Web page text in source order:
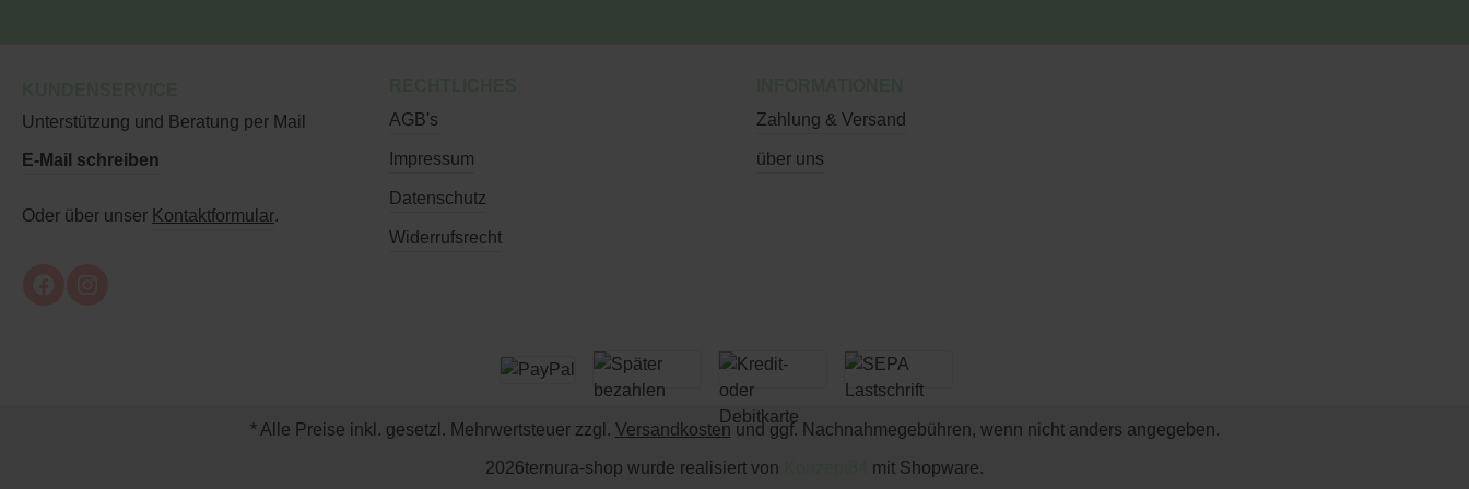
Unterstützung und Beratung per Mail
E-Mail schreiben
Oder über unser Kontaktformular.
AGB's
Impressum
Datenschutz
Widerrufsrecht
Zahlung & Versand
über uns
* Alle Preise inkl. gesetzl. Mehrwertsteuer zzgl. Versandkosten und ggf. Nachnahmegebühren, wenn nicht anders angegeben.
2026ternura-shop wurde realisiert von mit Shopware.